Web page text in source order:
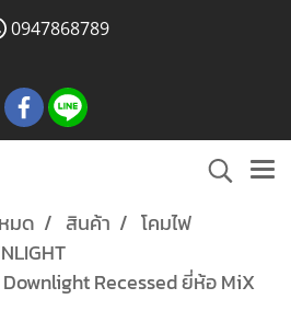
0947868789
มด สินค้า
โคมไฟ
Recessed ยี่ห้อ MiX